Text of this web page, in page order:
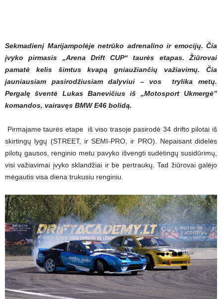
Sekmadienį Marijampolėje netrūko adrenalino ir emocijų. Čia
įvyko pirmasis „Arena Drift CUP“ taurės etapas. Žiūrovai
pamatė kelis šimtus kvapą gniaužiančių važiavimų. Čia
jauniausiam pasirodžiusiam dalyviui – vos trylika metų.
Pergalę šventė Lukas Banevičius iš „Motosport Ukmergė”
komandos, vairavęs BMW E46 bolidą.
Pirmajame taurės etape iš viso trasoje pasirodė 34 drifto pilotai iš
skirtingų lygų (STREET, ir SEMI-PRO, ir PRO). Nepaisant didelės
pilotų gausos, renginio metu pavyko išvengti sudėtingų susidūrimų,
visi važiavimai įvyko sklandžiai ir be pertraukų. Tad žiūrovai galėjo
mėgautis visa diena trukusiu renginiu.